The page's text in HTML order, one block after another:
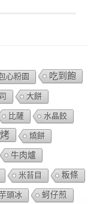
心粉園 吃到飽
大餅
比薩 水晶餃
燒餅
牛肉爐
米苔目 粄條
頭冰 蚵仔煎